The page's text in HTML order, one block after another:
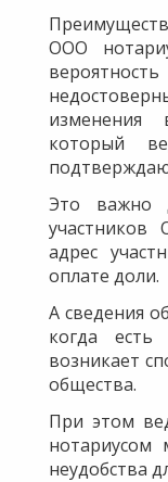
ООО
изменения
который
Это важно
адрес
оплате доли.
А сведения
когда есть
возникает
общества.
При этом
нотариусом
неудобства